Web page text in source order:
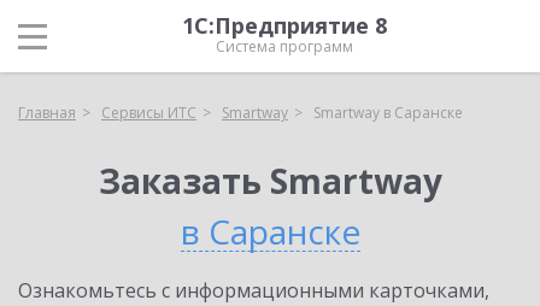
1С:Предприятие 8
Система программ
Главная Сервисы ИТС Smartway Smartway в Саранске
Заказать Smartway
в Саранске
Ознакомьтесь с информационными карточками,